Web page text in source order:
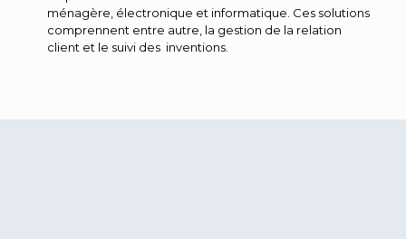
ménagère, électronique et informatique. Ces solutions
comprennent entre autre, la gestion de la relation
client et le suivi des inventions.